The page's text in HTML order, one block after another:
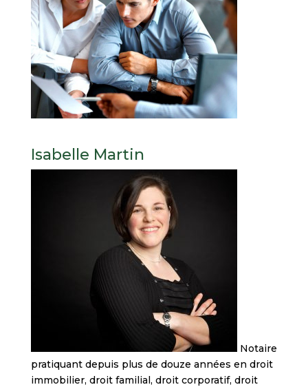
Isabelle Martin
Notaire
pratiquant depuis plus de douze années en droit
immobilier, droit familial, droit corporatif, droit